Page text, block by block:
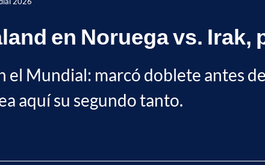
en Noruega vs. Irak,
el Mundial: marcó doblete antes
aquí su segundo tanto.